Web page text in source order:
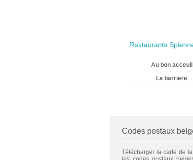
Restaurants
Au bon acceuil
La barriere
Codes postaux
Télécharger la carte de